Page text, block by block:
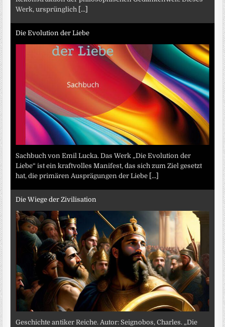
Werk, ursprünglich [...]
Die Evolution der Liebe
Sachbuch von Emil Lucka. Das Werk „Die Evolution der
Liebe“ ist ein kraftvolles Manifest, das sich zum Ziel gesetzt
hat, die primären Ausprägungen der Liebe [...]
Die Wiege der Zivilisation
Geschichte antiker Reiche. Autor: Seignobos, Charles. „Die